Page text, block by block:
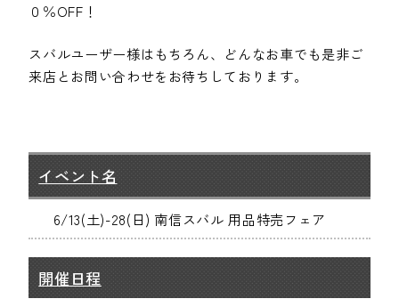
０％OFF！
スバルユーザー様はもちろん、どんなお車でも是非ご
来店とお問い合わせをお待ちしております。
イベント名
6/13(土)-28(日) 南信スバル 用品特売フェア
開催日程